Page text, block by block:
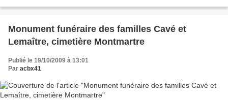
Monument funéraire des familles Cavé et
Lemaître, cimetière Montmartre
Publié le 19/10/2009 à 13:01
Par acbx41